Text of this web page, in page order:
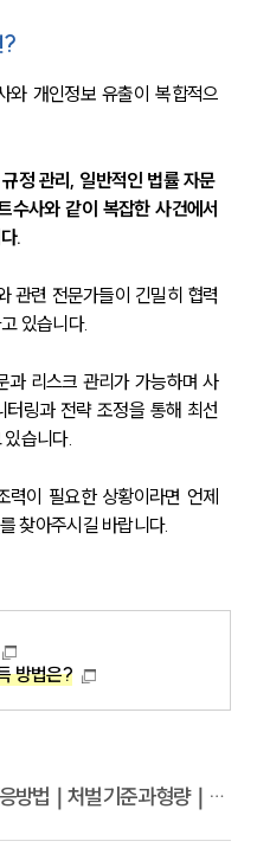
개
호사
료
항
그
식
담예약
?
와 개인정보 유출이 복합적으
정 관리, 일반적인 법률 자문
수사와 같이 복잡한 사건에서
.
관련 전문가들이 긴밀히 협력
있습니다.
과 리스크 관리가 가능하며 사
링과 전략 조정을 통해 최선
습니다.
력이 필요한 상황이라면 언제
를 찾아주시길 바랍니다.
방법은?
방법｜처벌 기준과 형량｜실